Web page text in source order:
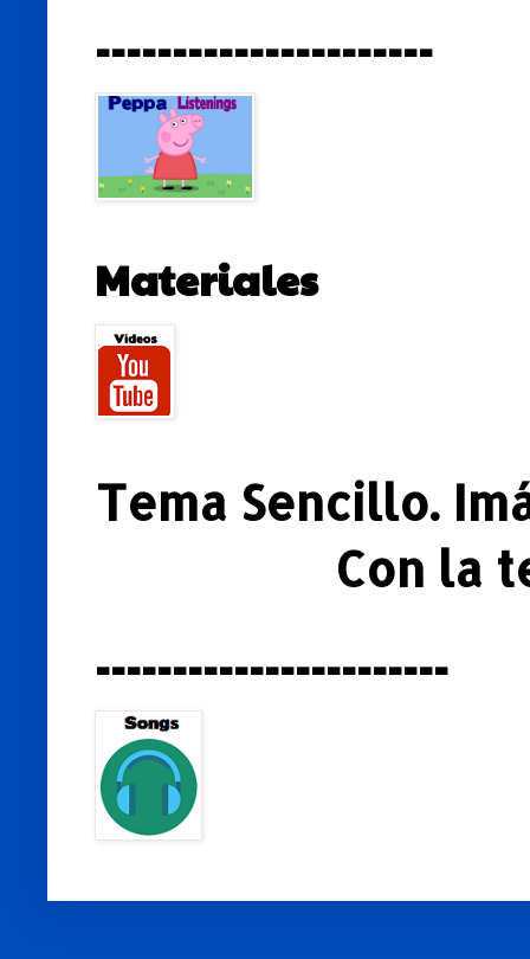
----------------------
Materiales
Tema Sencillo.
Con la
-----------------------